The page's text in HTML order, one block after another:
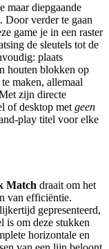
maar diepgaande
Door verder te gaan
game je in een raster
de sleutels tot de
plaats
houten blokken op
maken, allemaal
zijn directe
of desktop met geen
play titel voor elke
Match draait om het
van efficiëntie.
gepresenteerd,
is om deze stukken
horizontale en